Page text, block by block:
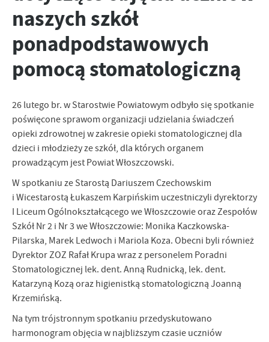
naszych szkół
ponadpodstawowych
pomocą stomatologiczną
26 lutego br. w Starostwie Powiatowym odbyło się spotkanie
poświęcone sprawom organizacji udzielania świadczeń
opieki zdrowotnej w zakresie opieki stomatologicznej dla
dzieci i młodzieży ze szkół, dla których organem
prowadzącym jest Powiat Włoszczowski.
W spotkaniu ze Starostą Dariuszem Czechowskim
i Wicestarostą Łukaszem Karpińskim uczestniczyli dyrektorzy
I Liceum Ogólnokształcącego we Włoszczowie oraz Zespołów
Szkół Nr 2 i Nr 3 we Włoszczowie: Monika Kaczkowska-
Pilarska, Marek Ledwoch i Mariola Koza. Obecni byli również
Dyrektor ZOZ Rafał Krupa wraz z personelem Poradni
Stomatologicznej lek. dent. Anną Rudnicką, lek. dent.
Katarzyną Kozą oraz higienistką stomatologiczną Joanną
Krzemińską.
Na tym trójstronnym spotkaniu przedyskutowano
harmonogram objęcia w najbliższym czasie uczniów
personalizację określonych funkcjonalności czy prezentowanych
treści.
Dzięki tym plikom cookies możemy zapewnić Ci większy komfort
korzystania z funkcjonalności naszej strony poprzez dopasowanie
jej do Twoich indywidualnych preferencji. Wyrażenie zgody na
funkcjonalne i personalizacyjne pliki cookies gwarantuje
Więcej
Analityczne
Analityczne pliki cookies pomagają nam rozwijać się i
dostosowywać do Twoich potrzeb.
Cookies analityczne pozwalają na uzyskanie informacji w zakresie
wykorzystywania witryny internetowej, miejsca oraz częstotliwości,
z jaką odwiedzane są nasze serwisy www. Dane pozwalają nam na
ocenę naszych serwisów internetowych pod względem ich
popularności wśród użytkowników. Zgromadzone informacje są
przetwarzane w formie zanonimizowanej. Wyrażenie zgody na
analityczne pliki cookies gwarantuje dostępność wszystkich
funkcjonalności.
Więcej
Dzięki reklamowym plikom cookies prezentujemy Ci najciekawsze
informacje i aktualności na stronach naszych partnerów.
Promocyjne pliki cookies służą do prezentowania Ci naszych
komunikatów na podstawie analizy Twoich upodobań oraz Twoich
zwyczajów dotyczących przeglądanej witryny internetowej. Treści
promocyjne mogą pojawić się na stronach podmiotów trzecich lub
firm będących naszymi partnerami oraz innych dostawców usług.
Firmy te działają w charakterze pośredników prezentujących nasze
treści w postaci wiadomości, ofert, komunikatów mediów
społecznościowych.
Więcej